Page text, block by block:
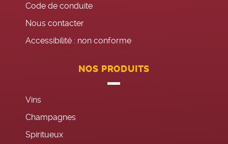
Code de conduite
Nous contacter
Accessibilité : non conforme
NOS PRODUITS
Vins
Champagnes
Spiritueux